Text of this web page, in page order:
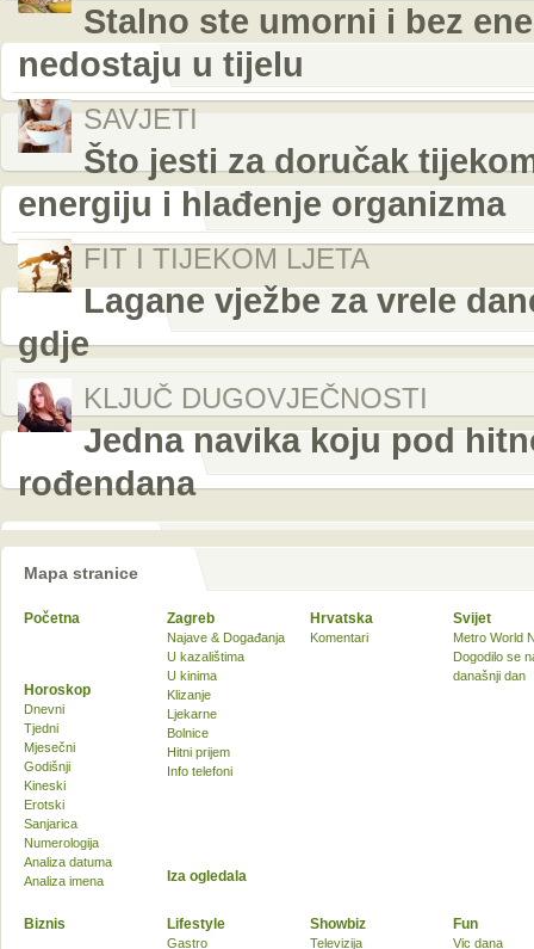
Stalno ste umorni i bez
nedostaju u tijelu
SAVJETI
Što jesti za doručak
energiju i hlađenje organizma
FIT I TIJEKOM LJETA
Lagane vježbe za vrele
gdje
KLJUČ DUGOVJEČNOSTI
Jedna navika koju pod
rođendana
Mapa stranice
Početna Zagreb
Najave & Događanja
U kazalištima
U kinima
Klizanje
Ljekarne
Bolnice
Hitni prijem
Info telefoni
Hrvatska
Komentari
Svijet
Metro World
Dogodilo se
današnji dan
Biznis Lifestyle
Gastro
Showbiz
Televizija
Fun
Vic dana
Horoskop
Dnevni
Tjedni
Mjesečni
Godišnji
Kineski
Erotski
Sanjarica
Numerologija
Analiza datuma
Analiza imena
Iza ogledala